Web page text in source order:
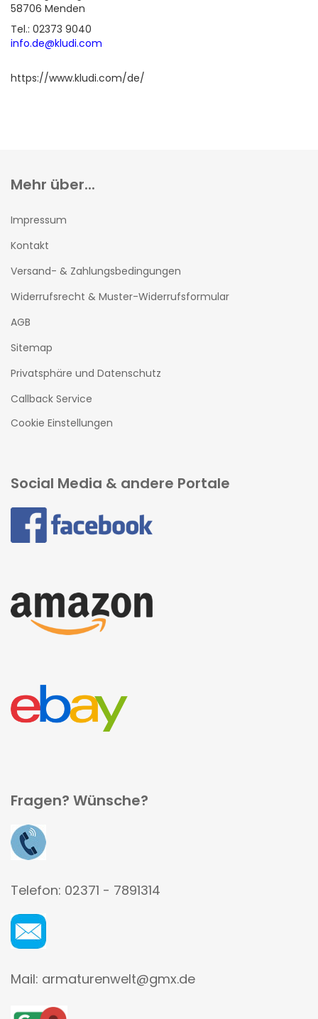
58706 Menden
Tel.: 02373 9040
info.de@kludi.com
https://www.kludi.com/de/
Mehr über...
Impressum
Kontakt
Versand- & Zahlungsbedingungen
Widerrufsrecht & Muster-Widerrufsformular
AGB
Sitemap
Privatsphäre und Datenschutz
Callback Service
Cookie Einstellungen
Social Media & andere Portale
Fragen? Wünsche?
Telefon: 02371 - 7891314
Mail: armaturenwelt@gmx.de